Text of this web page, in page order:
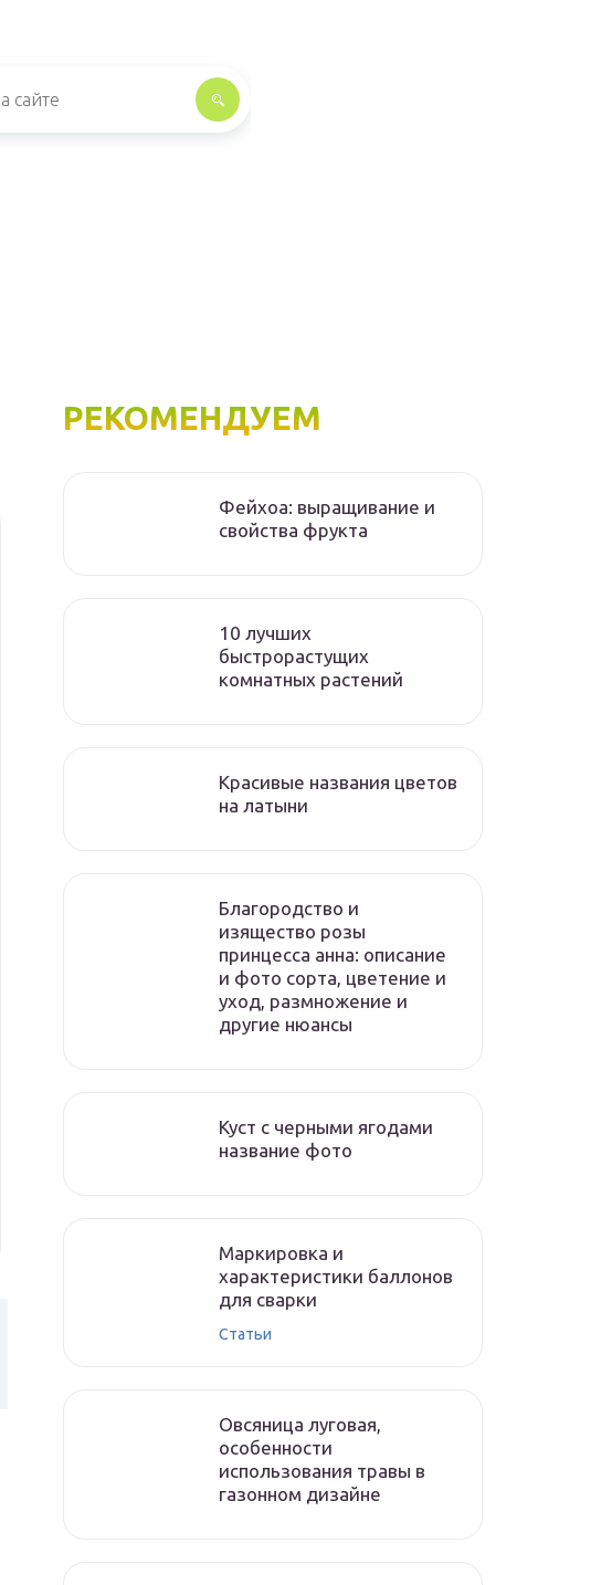
РЕКОМЕНДУЕМ
Фейхоа: выращивание и
свойства фрукта
10 лучших
быстрорастущих
комнатных растений
Красивые названия цветов
на латыни
Благородство и
изящество розы
принцесса анна: описание
и фото сорта, цветение и
уход, размножение и
другие нюансы
Куст с черными ягодами
название фото
Маркировка и
характеристики баллонов
для сварки
Статьи
Овсяница луговая,
особенности
использования травы в
газонном дизайне